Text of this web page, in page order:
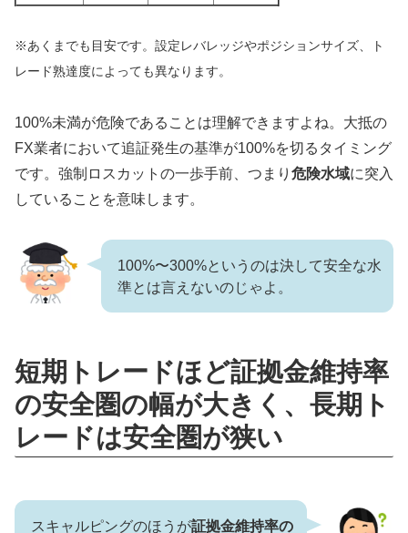
※あくまでも目安です。設定レバレッジやポジションサイズ、ト
レード熟達度によっても異なります。
100%未満が危険であることは理解できますよね。大抵の
FX業者において追証発生の基準が100%を切るタイミング
です。強制ロスカットの一歩手前、つまり 危険水域に突入
していることを意味します。
100%〜300%というのは決して安全な水
準とは言えないのじゃよ。
短期トレードほど証拠金維持率
の安全圏の幅が大きく、長期ト
レードは安全圏が狭い
スキャルピングのほうが証拠金維持率の